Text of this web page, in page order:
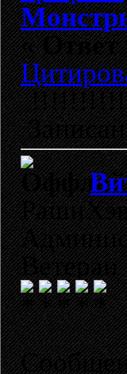
«Ответ
Записан
Ветеран